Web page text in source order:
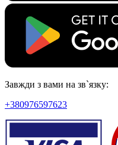
Завжди з вами на зв`язку:
+380976597623